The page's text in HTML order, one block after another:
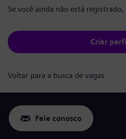
Se você ainda não está
Criar
Voltar para a busca de vagas
Fale conosco